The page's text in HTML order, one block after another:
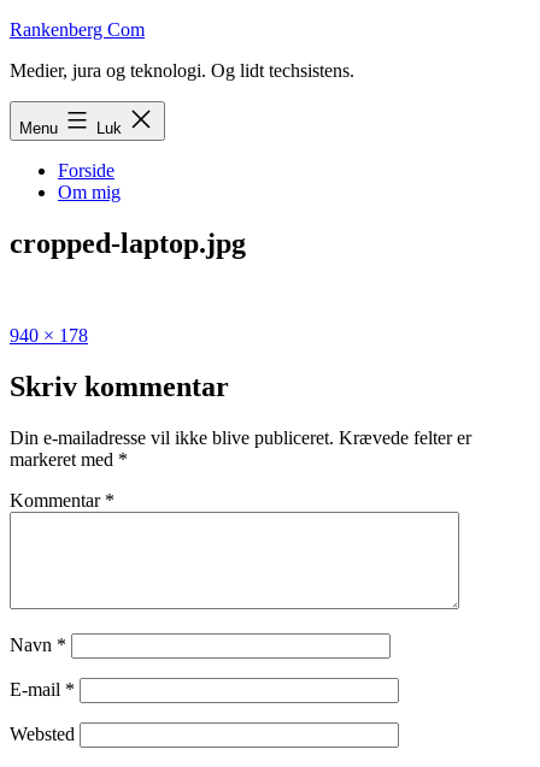
Fortsæt
indhold
Rankenberg Com
Medier, jura og teknologi. Og lidt techsistens.
Menu Luk
Forside
Om mig
cropped-laptop.jpg
Fuld
940 × 178
Skriv kommentar
Din e-mailadresse vil ikke blive publiceret. Krævede felter er
markeret med *
Kommentar *
Navn *
E-mail *
Websted